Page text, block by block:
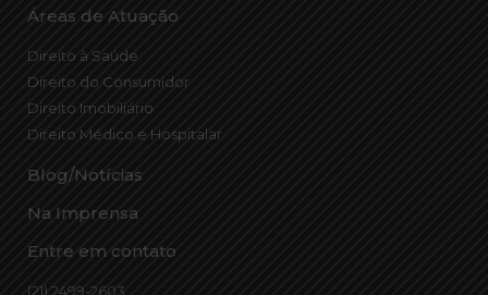
Áreas de Atuação
Direito à Saúde
Direito do Consumidor
Direito Imobiliário
Direito Médico e Hospitalar
Blog/Notícias
Na Imprensa
Entre em contato
(21) 2499-2603